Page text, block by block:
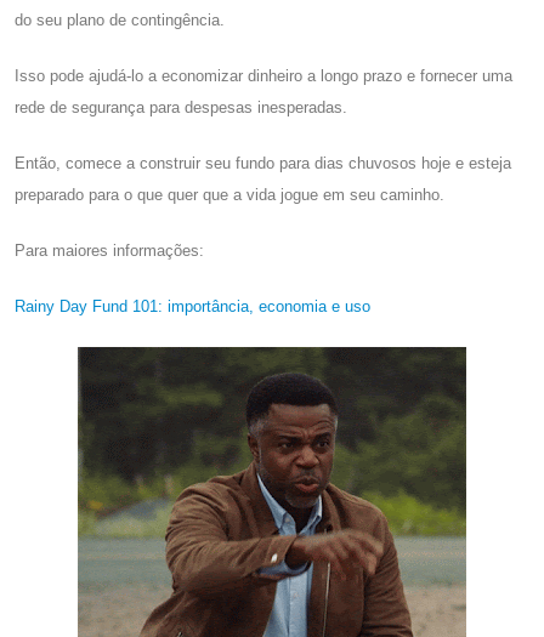
do seu plano de contingência.
Isso pode ajudá-lo a economizar dinheiro a longo prazo e fornecer uma
rede de segurança para despesas inesperadas.
Então, comece a construir seu fundo para dias chuvosos hoje e esteja
preparado para o que quer que a vida jogue em seu caminho.
Para maiores informações:
Rainy Day Fund 101: importância, economia e uso